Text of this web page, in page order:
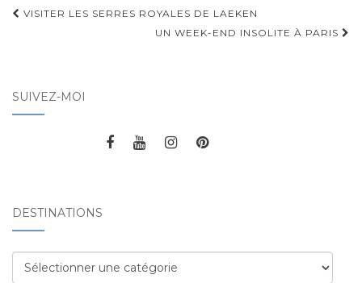
Navigation d'article
VISITER LES SERRES ROYALES DE LAEKEN
UN WEEK-END INSOLITE À PARIS
SUIVEZ-MOI
DESTINATIONS
Destinations